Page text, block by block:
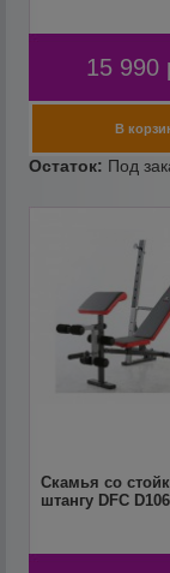
15 990
Скамья со
штангу DFC